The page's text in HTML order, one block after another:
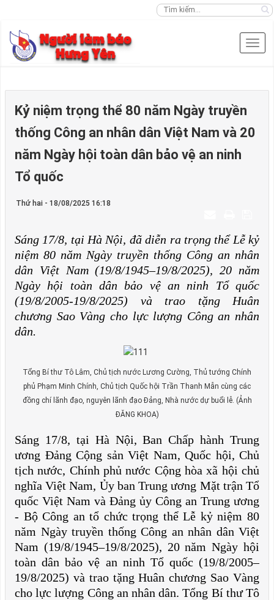
Kỷ niệm trọng thể 80 năm Ngày truyền
thống Công an nhân dân Việt Nam và 20
năm Ngày hội toàn dân bảo vệ an ninh
Tổ quốc
Thứ hai - 18/08/2025 16:18
Sáng 17/8, tại Hà Nội, đã diễn ra trọng thể Lễ kỷ
niệm 80 năm Ngày truyền thống Công an nhân
dân Việt Nam (19/8/1945–19/8/2025), 20 năm
Ngày hội toàn dân bảo vệ an ninh Tổ quốc
(19/8/2005-19/8/2025) và trao tặng Huân
chương Sao Vàng cho lực lượng Công an nhân
dân.
Tổng Bí thư Tô Lâm, Chủ tịch nước Lương Cường, Thủ tướng Chính
phủ Phạm Minh Chính, Chủ tịch Quốc hội Trần Thanh Mẫn cùng các
đồng chí lãnh đạo, nguyên lãnh đạo Đảng, Nhà nước dự buổi lễ. (Ảnh
ĐĂNG KHOA)
Sáng 17/8, tại Hà Nội, Ban Chấp hành Trung
ương Đảng Cộng sản Việt Nam, Quốc hội, Chủ
tịch nước, Chính phủ nước Cộng hòa xã hội chủ
nghĩa Việt Nam, Ủy ban Trung ương Mặt trận Tổ
quốc Việt Nam và Đảng ủy Công an Trung ương
- Bộ Công an tổ chức trọng thể Lễ kỷ niệm 80
năm Ngày truyền thống Công an nhân dân Việt
Nam (19/8/1945–19/8/2025), 20 năm Ngày hội
toàn dân bảo vệ an ninh Tổ quốc (19/8/2005–
19/8/2025) và trao tặng Huân chương Sao Vàng
cho lực lượng Công an nhân dân. Tổng Bí thư Tô